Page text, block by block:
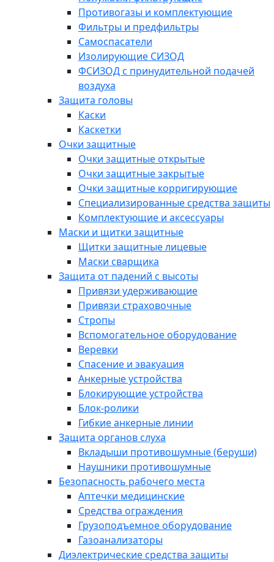
Противогазы и комплектующие
Фильтры и предфильтры
Самоспасатели
Изолирующие СИЗОД
ФСИЗОД с принудительной подачей
воздуха
Защита головы
Каски
Каскетки
Очки защитные
Очки защитные открытые
Очки защитные закрытые
Очки защитные корригирующие
Специализированные средства защиты
Комплектующие и аксессуары
Маски и щитки защитные
Щитки защитные лицевые
Маски сварщика
Защита от падений с высоты
Привязи удерживающие
Привязи страховочные
Стропы
Вспомогательное оборудование
Веревки
Спасение и эвакуация
Анкерные устройства
Блокирующие устройства
Блок-ролики
Гибкие анкерные линии
Защита органов слуха
Вкладыши противошумные (беруши)
Наушники противошумные
Безопасность рабочего места
Аптечки медицинские
Средства ограждения
Грузоподъемное оборудование
Газоанализаторы
Диэлектрические средства защиты